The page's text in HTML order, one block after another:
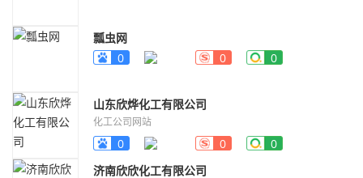
瓢虫网
0
0 0
山东欣烨化工有限公司
化工公司网站
0 0
0
济南欣欣化工有限公司